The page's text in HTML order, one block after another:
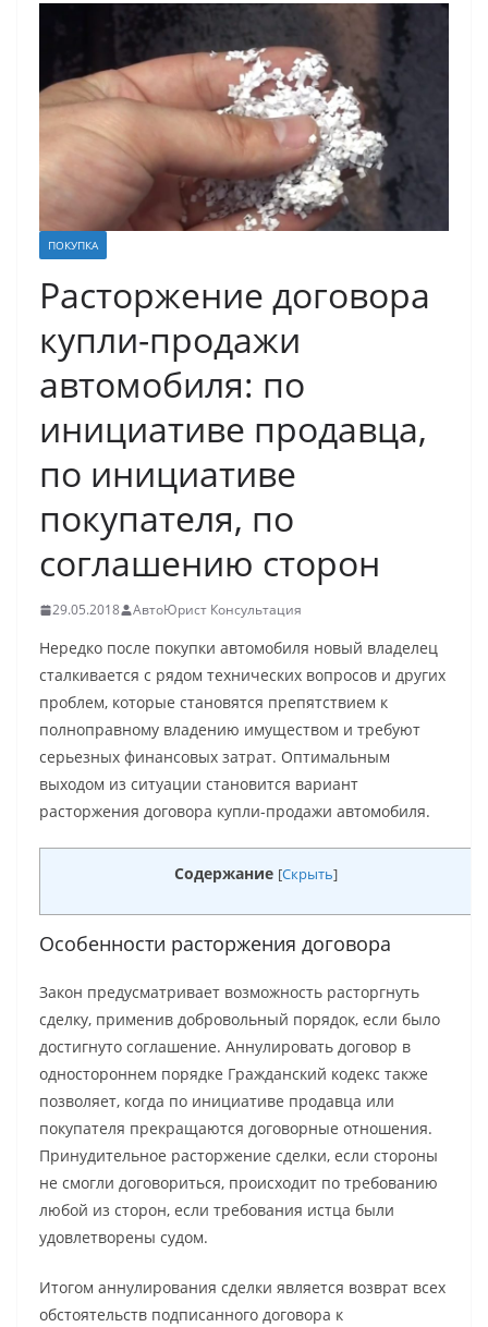
ПОКУПКА
Расторжение договора
купли-продажи
автомобиля: по
инициативе продавца,
по инициативе
покупателя, по
соглашению сторон
29.05.2018 АвтоЮрист Консультация
Нередко после покупки автомобиля новый владелец
сталкивается с рядом технических вопросов и других
проблем, которые становятся препятствием к
полноправному владению имуществом и требуют
серьезных финансовых затрат. Оптимальным
выходом из ситуации становится вариант
расторжения договора купли-продажи автомобиля.
Содержание [Скрыть]
Особенности расторжения договора
Закон предусматривает возможность расторгнуть
сделку, применив добровольный порядок, если было
достигнуто соглашение. Аннулировать договор в
одностороннем порядке Гражданский кодекс также
позволяет, когда по инициативе продавца или
покупателя прекращаются договорные отношения.
Принудительное расторжение сделки, если стороны
не смогли договориться, происходит по требованию
любой из сторон, если требования истца были
удовлетворены судом.
Итогом аннулирования сделки является возврат всех
обстоятельств подписанного договора к